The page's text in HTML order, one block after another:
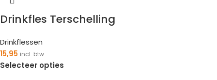
Drinkfles Terschelling
Drinkflessen
15,95 incl. btw
Selecteer opties